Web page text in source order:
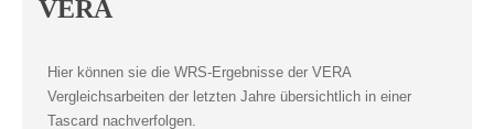
VERA
Hier können sie die WRS-Ergebnisse der VERA
Vergleichsarbeiten der letzten Jahre übersichtlich in einer
Tascard nachverfolgen.